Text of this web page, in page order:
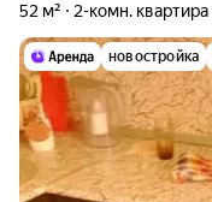
52 м² 2-комн. квартира
новостройка